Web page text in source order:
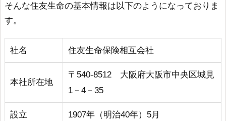
そんな住友生命の基本情報は以下のようになっておりま
す。
社名 住友生命保険相互会社
本社所在地
〒540-8512 大阪府大阪市中央区城見
1－4－35
設立 1907年（明治40年）5月